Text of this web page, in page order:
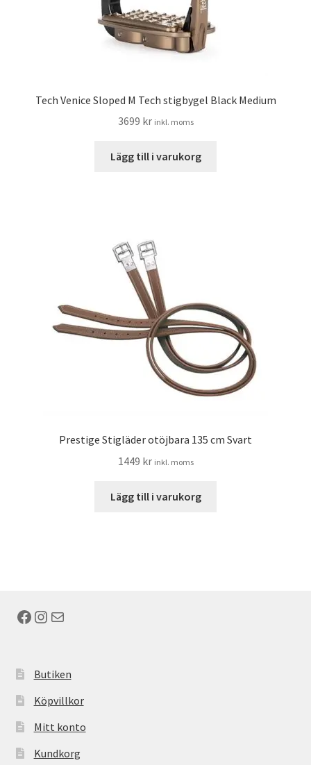
Tech Venice Sloped M Tech stigbygel Black Medium
3699 kr inkl. moms
Lägg till i varukorg
Prestige Stigläder otöjbara 135 cm Svart
1449 kr inkl. moms
Lägg till i varukorg
Facebook
Instagram
E-post
Butiken
Köpvillkor
Mitt konto
Kundkorg